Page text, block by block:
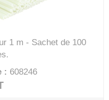
1 m - Sachet de 100
: 608246